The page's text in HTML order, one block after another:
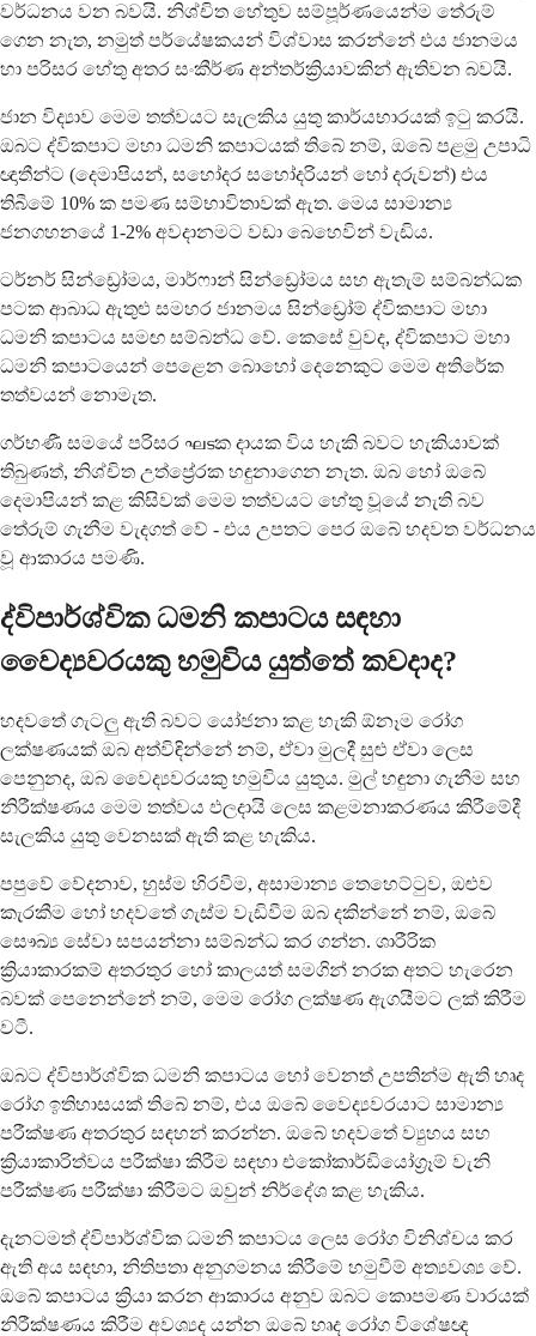
වර්ධනය වන බවයි. නිශ්චිත හේතුව සම්පූර්ණයෙන්ම තේරුම්
ගෙන නැත, නමුත් පර්යේෂකයන් විශ්වාස කරන්නේ එය ජානමය
හා පරිසර හේතු අතර සංකීර්ණ අන්තර්ක්‍රියාවකින් ඇතිවන බවයි.
ජාන විද්‍යාව මෙම තත්වයට සැලකිය යුතු කාර්යභාරයක් ඉටු කරයි.
ඔබට ද්විකපාට මහා ධමනි කපාටයක් තිබේ නම්, ඔබේ පළමු උපාධි
ඥාතීන්ට (දෙමාපියන්, සහෝදර සහෝදරියන් හෝ දරුවන්) එය
තිබීමේ 10% ක පමණ සම්භාවිතාවක් ඇත. මෙය සාමාන්‍ය
ජනගහනයේ 1-2% අවදානමට වඩා බෙහෙවින් වැඩිය.
ටර්නර් සින්ඩ්‍රෝමය, මාර්ෆාන් සින්ඩ්‍රෝමය සහ ඇතැම් සම්බන්ධක
පටක ආබාධ ඇතුළු සමහර ජානමය සින්ඩ්‍රෝම් ද්විකපාට මහා
ධමනි කපාටය සමඟ සම්බන්ධ වේ. කෙසේ වුවද, ද්විකපාට මහා
ධමනි කපාටයෙන් පෙළෙන බොහෝ දෙනෙකුට මෙම අතිරේක
තත්වයන් නොමැත.
ගර්භණී සමයේ පරිසර ഘടක දායක විය හැකි බවට හැකියාවක්
තිබුණත්, නිශ්චිත උත්ප්‍රේරක හඳුනාගෙන නැත. ඔබ හෝ ඔබේ
දෙමාපියන් කළ කිසිවක් මෙම තත්වයට හේතු වූයේ නැති බව
තේරුම් ගැනීම වැදගත් වේ - එය උපතට පෙර ඔබේ හදවත වර්ධනය
වූ ආකාරය පමණි.
ද්විපාර්ශ්වික ධමනි කපාටය සඳහා
වෛද්‍යවරයකු හමුවිය යුත්තේ කවදාද?
හදවතේ ගැටලු ඇති බවට යෝජනා කළ හැකි ඕනෑම රෝග
ලක්ෂණයක් ඔබ අත්විඳින්නේ නම්, ඒවා මුලදී සුළු ඒවා ලෙස
පෙනුනද, ඔබ වෛද්‍යවරයකු හමුවිය යුතුය. මුල් හඳුනා ගැනීම සහ
නිරීක්ෂණය මෙම තත්වය ඵලදායි ලෙස කළමනාකරණය කිරීමේදී
සැලකිය යුතු වෙනසක් ඇති කළ හැකිය.
පපුවේ වේදනාව, හුස්ම හිරවීම, අසාමාන්‍ය තෙහෙට්ටුව, ඔළුව
කැරකීම හෝ හදවතේ ගැස්ම වැඩිවීම ඔබ දකින්නේ නම්, ඔබේ
සෞඛ්‍ය සේවා සපයන්නා සම්බන්ධ කර ගන්න. ශාරීරික
ක්‍රියාකාරකම් අතරතුර හෝ කාලයත් සමගින් නරක අතට හැරෙන
බවක් පෙනෙන්නේ නම්, මෙම රෝග ලක්ෂණ ඇගයීමට ලක් කිරීම
වටී.
ඔබට ද්විපාර්ශ්වික ධමනි කපාටය හෝ වෙනත් උපතින්ම ඇති හෘද
රෝග ඉතිහාසයක් තිබේ නම්, එය ඔබේ වෛද්‍යවරයාට සාමාන්‍ය
පරීක්ෂණ අතරතුර සඳහන් කරන්න. ඔබේ හදවතේ ව්‍යුහය සහ
ක්‍රියාකාරිත්වය පරීක්ෂා කිරීම සඳහා එකෝකාර්ඩියෝග්‍රෑම් වැනි
පරීක්ෂණ පරීක්ෂා කිරීමට ඔවුන් නිර්දේශ කළ හැකිය.
දැනටමත් ද්විපාර්ශ්වික ධමනි කපාටය ලෙස රෝග විනිශ්චය කර
ඇති අය සඳහා, නිතිපතා අනුගමනය කිරීමේ හමුවීම් අත්‍යවශ්‍ය වේ.
ඔබේ කපාටය ක්‍රියා කරන ආකාරය අනුව ඔබට කොපමණ වාරයක්
නිරීක්ෂණය කිරීම අවශ්‍යද යන්න ඔබේ හෘද රෝග විශේෂඥ